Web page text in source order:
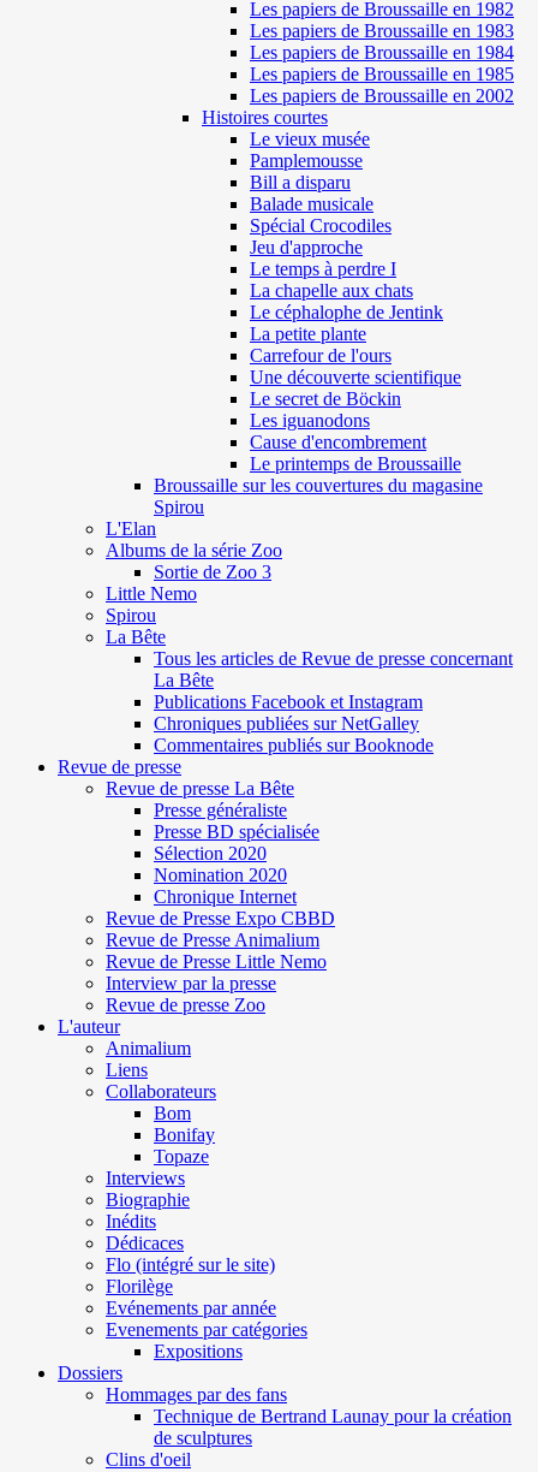
Les papiers de Broussaille en 1982
Les papiers de Broussaille en 1983
Les papiers de Broussaille en 1984
Les papiers de Broussaille en 1985
Les papiers de Broussaille en 2002
Histoires courtes
Le vieux musée
Pamplemousse
Bill a disparu
Balade musicale
Spécial Crocodiles
Jeu d'approche
Le temps à perdre I
La chapelle aux chats
Le céphalophe de Jentink
La petite plante
Carrefour de l'ours
Une découverte scientifique
Le secret de Böckin
Les iguanodons
Cause d'encombrement
Le printemps de Broussaille
Broussaille sur les couvertures du magasine
Spirou
L'Elan
Albums de la série Zoo
Sortie de Zoo 3
Little Nemo
Spirou
La Bête
Tous les articles de Revue de presse concernant
La Bête
Publications Facebook et Instagram
Chroniques publiées sur NetGalley
Commentaires publiés sur Booknode
Revue de presse
Revue de presse La Bête
Presse généraliste
Presse BD spécialisée
Sélection 2020
Nomination 2020
Chronique Internet
Revue de Presse Expo CBBD
Revue de Presse Animalium
Revue de Presse Little Nemo
Interview par la presse
Revue de presse Zoo
L'auteur
Animalium
Liens
Collaborateurs
Bom
Bonifay
Topaze
Interviews
Biographie
Inédits
Dédicaces
Flo (intégré sur le site)
Florilège
Evénements par année
Evenements par catégories
Expositions
Dossiers
Hommages par des fans
Technique de Bertrand Launay pour la création
de sculptures
Clins d'oeil